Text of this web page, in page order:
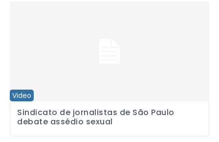
Video
Sindicato de jornalistas de São Paulo
debate assédio sexual